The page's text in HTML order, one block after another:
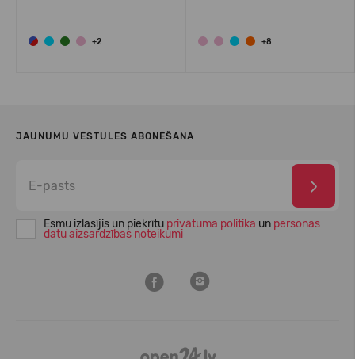
+2 +8
JAUNUMU VĒSTULES ABONĒŠANA
Esmu izlasījis un piekrītu privātuma politika un personas
datu aizsardzības noteikumi